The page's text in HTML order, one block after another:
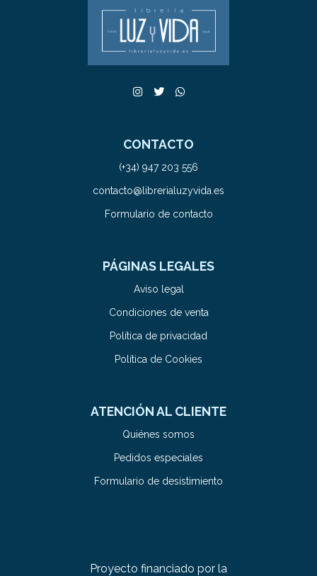
CONTACTO
(+34) 947 203 556
contacto@librerialuzyvida.es
Formulario de contacto
PÁGINAS LEGALES
Aviso legal
Condiciones de venta
Política de privacidad
Política de Cookies
ATENCIÓN AL CLIENTE
Quiénes somos
Pedidos especiales
Formulario de desistimiento
Proyecto financiado por la